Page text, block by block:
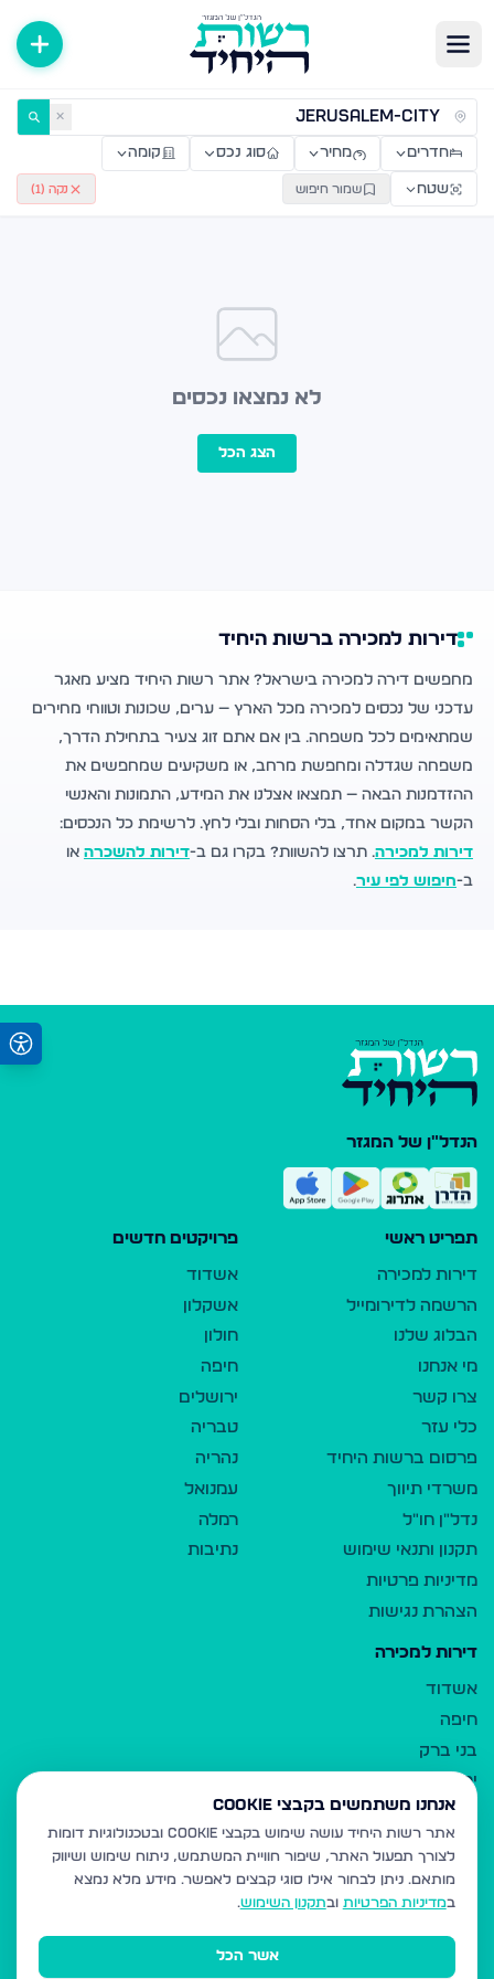
דירות למכירה ולהשכרה — רשות היחיד ✕
חדרים מחיר סוג נכס קומה
שטח שמור חיפוש נקה ( 1
)
לא נמצאו נכסים
הצג הכל
דירות למכירה ברשות היחיד
מחפשים דירה למכירה בישראל? אתר רשות היחיד מציע מאגר
עדכני של נכסים למכירה מכל הארץ — ערים, שכונות וטווחי מחירים
שמתאימים לכל משפחה. בין אם אתם זוג צעיר בתחילת הדרך,
משפחה שגדלה ומחפשת מרחב, או משקיעים שמחפשים את
ההזדמנות הבאה — תמצאו אצלנו את המידע, התמונות והאנשי
הקשר במקום אחד, בלי הסחות ובלי לחץ. לרשימת כל הנכסים:
דירות למכירה. תרצו להשוות? בקרו גם ב-דירות להשכרה או
ב-חיפוש לפי עיר.
הנדל"ן של המגזר
תפריט ראשי
דירות למכירה
הרשמה לדירומייל
הבלוג שלנו
מי אנחנו
צרו קשר
כלי עזר
פרסום ברשות היחיד
משרדי תיווך
נדל"ן חו"ל
תקנון ותנאי שימוש
מדיניות פרטיות
הצהרת נגישות
פרויקטים חדשים
אשדוד
אשקלון
חולון
חיפה
ירושלים
טבריה
נהריה
עמנואל
רמלה
נתיבות
דירות למכירה
אשדוד
חיפה
בני ברק
ירושלים
אלעד
גבעת זאב
בית שמש
רכסים
מודיעין עילית
אנחנו משתמשים בקבצי Cookie
אתר רשות היחיד עושה שימוש בקבצי Cookie ובטכנולוגיות דומות
לצורך תפעול האתר, שיפור חוויית המשתמש, ניתוח שימוש ושיווק
מותאם. ניתן לבחור אילו סוגי קבצים לאפשר. מידע מלא נמצא
במדיניות הפרטיות ובתקנון השימוש.
אשר הכל